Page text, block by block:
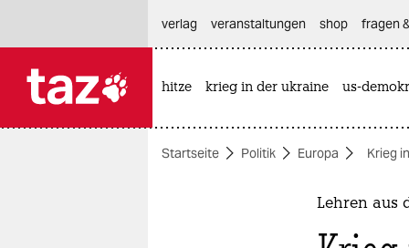
themen
verlag
veranstaltungen shop fragen
hitze krieg in der ukraine us-
Startseite Politik Europa Krieg
Lehren aus